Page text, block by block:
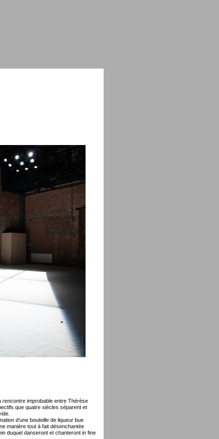
rencontre improbable entre Thérèse
que quatre siècles séparent et
d’une bouteille de liqueur bue
manière tout à fait désenchantée
duquel danseront et chanteront in fine